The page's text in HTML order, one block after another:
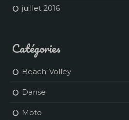
juillet 2016
Catégories
Beach-Volley
Danse
Moto